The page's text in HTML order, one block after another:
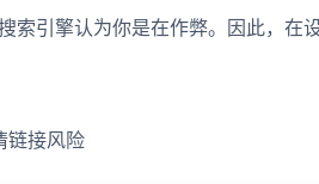
索引擎认为你是在作弊。因此，
接风险